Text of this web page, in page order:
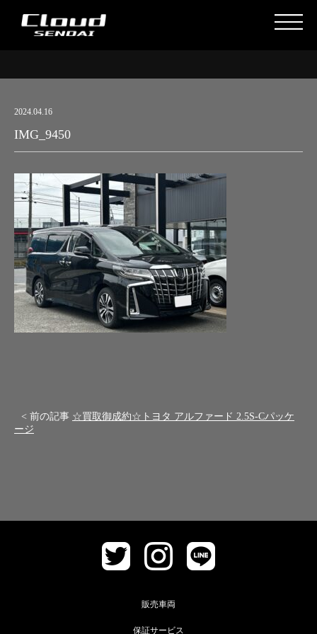
2024.04.16
IMG_9450
< 前の記事 ☆買取御成約☆トヨタ アルファード 2.5S-Cパッケ
ージ
販売車両
保証サービス